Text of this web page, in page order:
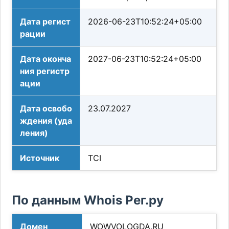
Дата регист
рации
2026-06-23T10:52:24+05:00
Дата оконча
ния регистр
ации
2027-06-23T10:52:24+05:00
Дата освобо
ждения (уда
ления)
23.07.2027
Источник TCI
По данным Whois Рег.ру
Домен WOWVOLOGDA.RU